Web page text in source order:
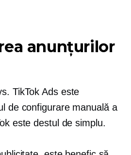
anunțurilor
TikTok Ads este
de configurare manuală a
este destul de simplu.